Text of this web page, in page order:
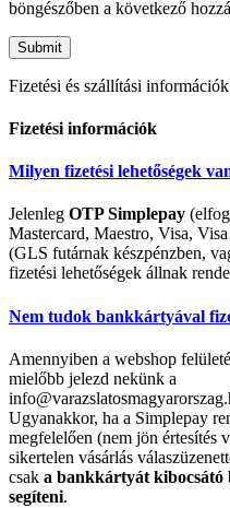
böngészőben a következő
Fizetési és szállítási információk
Fizetési információk
Milyen fizetési lehetőségek
Jelenleg OTP Simplepay
Mastercard, Maestro, Visa,
(GLS futárnak készpénzben,
fizetési lehetőségek állnak
Nem tudok bankkártyával
Amennyiben a webshop
mielőbb jelezd nekünk a
Ugyanakkor, ha a Simplepay
megfelelően (nem jön értesítés
sikertelen vásárlás
csak a bankkártyát kibocsátó
segíteni.